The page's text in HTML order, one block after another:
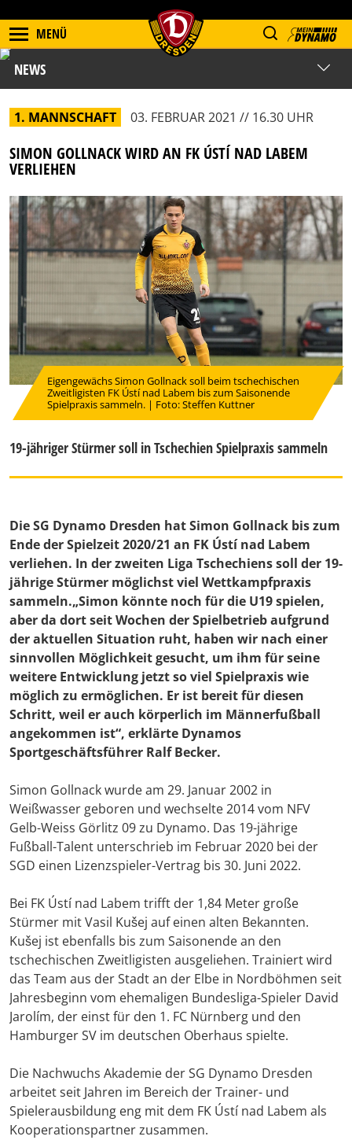
MENÜ
NEWS
1. MANNSCHAFT 03. FEBRUAR 2021 // 16.30 UHR
SIMON GOLLNACK WIRD AN FK ÚSTÍ NAD LABEM
VERLIEHEN
Eigengewächs Simon Gollnack soll beim tschechischen
Zweitligisten FK Ústí nad Labem bis zum Saisonende
Spielpraxis sammeln. | Foto: Steffen Kuttner
19-jähriger Stürmer soll in Tschechien Spielpraxis sammeln
Die SG Dynamo Dresden hat Simon Gollnack bis zum
Ende der Spielzeit 2020/21 an FK Ústí nad Labem
verliehen. In der zweiten Liga Tschechiens soll der 19-
jährige Stürmer möglichst viel Wettkampfpraxis
sammeln.„Simon könnte noch für die U19 spielen,
aber da dort seit Wochen der Spielbetrieb aufgrund
der aktuellen Situation ruht, haben wir nach einer
sinnvollen Möglichkeit gesucht, um ihm für seine
weitere Entwicklung jetzt so viel Spielpraxis wie
möglich zu ermöglichen. Er ist bereit für diesen
Schritt, weil er auch körperlich im Männerfußball
angekommen ist“, erklärte Dynamos
Sportgeschäftsführer Ralf Becker.
Simon Gollnack wurde am 29. Januar 2002 in
Weißwasser geboren und wechselte 2014 vom NFV
Gelb-Weiss Görlitz 09 zu Dynamo. Das 19-jährige
Fußball-Talent unterschrieb im Februar 2020 bei der
SGD einen Lizenzspieler-Vertrag bis 30. Juni 2022.
Bei FK Ústí nad Labem trifft der 1,84 Meter große
Stürmer mit Vasil Kušej auf einen alten Bekannten.
Kušej ist ebenfalls bis zum Saisonende an den
tschechischen Zweitligisten ausgeliehen. Trainiert wird
das Team aus der Stadt an der Elbe in Nordböhmen seit
Jahresbeginn vom ehemaligen Bundesliga-Spieler David
Jarolím, der einst für den 1. FC Nürnberg und den
Hamburger SV im deutschen Oberhaus spielte.
Die Nachwuchs Akademie der SG Dynamo Dresden
arbeitet seit Jahren im Bereich der Trainer- und
Spielerausbildung eng mit dem FK Ústí nad Labem als
Kooperationspartner zusammen.